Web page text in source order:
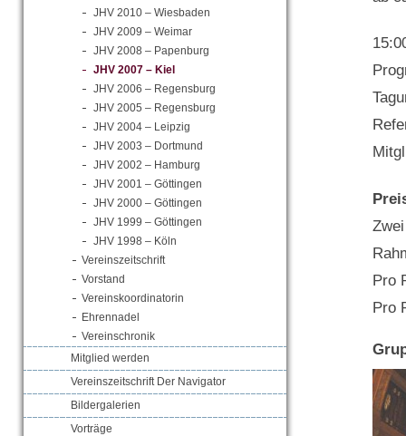
JHV 2010 – Wiesbaden
JHV 2009 – Weimar
JHV 2008 – Papenburg
JHV 2007 – Kiel
JHV 2006 – Regensburg
JHV 2005 – Regensburg
JHV 2004 – Leipzig
JHV 2003 – Dortmund
JHV 2002 – Hamburg
JHV 2001 – Göttingen
JHV 2000 – Göttingen
JHV 1999 – Göttingen
JHV 1998 – Köln
Vereinszeitschrift
Vorstand
Vereinskoordinatorin
Ehrennadel
Vereinschronik
Mitglied werden
Vereinszeitschrift Der Navigator
Bildergalerien
Vorträge
Pro
Pro